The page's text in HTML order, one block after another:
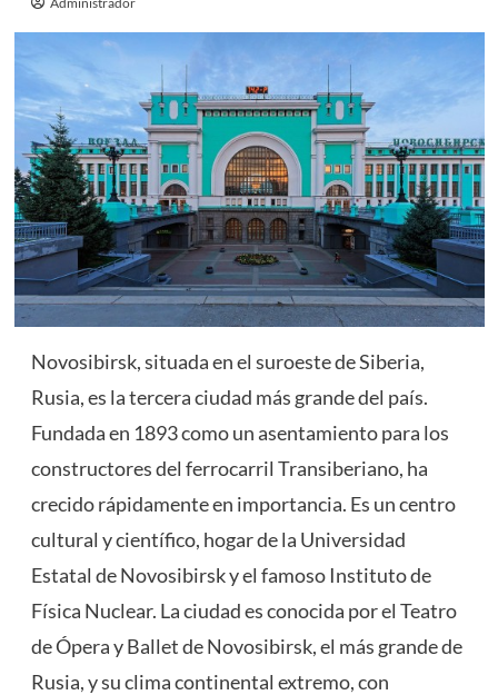
Novosibirsk, situada en el suroeste de Siberia,
Rusia, es la tercera ciudad más grande del país.
Fundada en 1893 como un asentamiento para los
constructores del ferrocarril Transiberiano, ha
crecido rápidamente en importancia. Es un centro
cultural y científico, hogar de la Universidad
Estatal de Novosibirsk y el famoso Instituto de
Física Nuclear. La ciudad es conocida por el Teatro
de Ópera y Ballet de Novosibirsk, el más grande de
Rusia, y su clima continental extremo, con